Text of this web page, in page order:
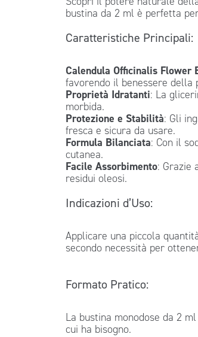
bustina da 2 ml è perfetta
Caratteristiche Principali:
Calendula Officinalis Flower
favorendo il benessere della
Proprietà Idratanti: La
morbida.
Protezione e Stabilità: Gli
fresca e sicura da usare.
Formula Bilanciata: Con il
cutanea.
Facile Assorbimento: Grazie
residui oleosi.
Indicazioni d’Uso:
Applicare una piccola
secondo necessità per
Formato Pratico:
La bustina monodose da 2
cui ha bisogno.